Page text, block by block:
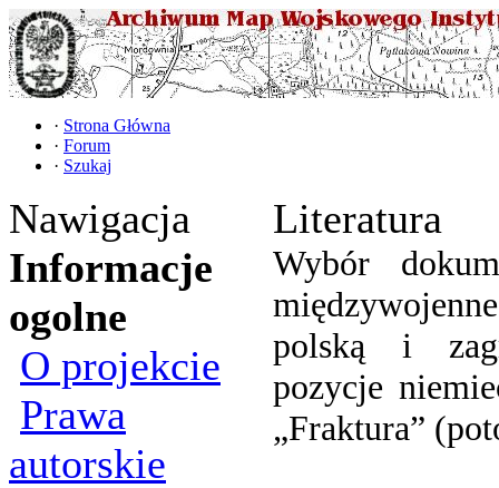
· Strona Główna
· Forum
· Szukaj
Nawigacja
Informacje
ogolne
O projekcie
Prawa
autorskie
Literatura
Wybór
polską i
pozycje
„Fraktura”